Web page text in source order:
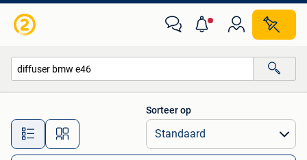
Alle afstanden…
Sorteer op